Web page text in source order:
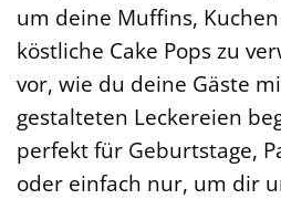
um deine Muffins,
köstliche Cake Pops zu
vor, wie du deine Gäste
gestalteten Leckereien
perfekt für Geburtstage,
oder einfach nur, um dir